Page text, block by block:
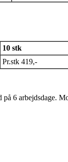
10 stk
Pr.stk 419,-
på 6 arbejdsdage.